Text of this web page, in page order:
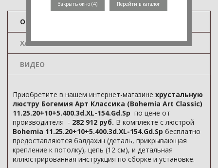
ОПИСАНИЕ
ХАРАКТЕРИСТИКИ
ВИДЕО
Приобретите в нашем интернет-магазине хрустальную
люстру Богемия Арт Классика (Bohemia Art Classic)
11.25.20+10+5.400.3d.XL-154.Gd.Sp по цене от
производителя - 282 912 руб. В комплекте с люстрой
Bohemia 11.25.20+10+5.400.3d.XL-154.Gd.Sp бесплатно
предоставляются балдахин (деталь, прикрывающая
крепление к потолку), цепь (12 см), и детальная
иллюстрированная инструкция по сборке и установке.
Закрыть окно (3) Перейти в каталог